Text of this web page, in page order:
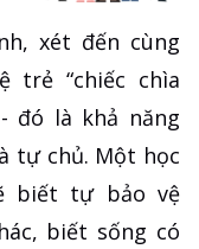
xét đến cùng
trẻ “chiếc chìa
đó là khả năng
tự chủ. Một học
biết tự bảo vệ
biết sống có